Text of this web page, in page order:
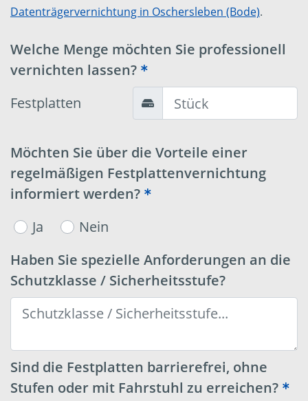
Datenträgervernichtung in Oschersleben (Bode).
Welche Menge möchten Sie professionell
vernichten lassen?
Festplatten
Möchten Sie über die Vorteile einer
regelmäßigen Festplattenvernichtung
informiert werden?
Ja
Nein
Haben Sie spezielle Anforderungen an die
Schutzklasse / Sicherheitsstufe?
Sind die Festplatten barrierefrei, ohne
Stufen oder mit Fahrstuhl zu erreichen?